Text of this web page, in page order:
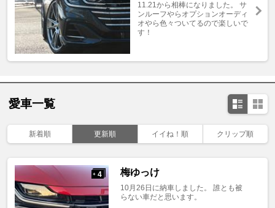
11.21から相棒になりました。 サ
ンルーフやらオプションオーディ
オやら色々ついてるので楽しいで
す！
愛車一覧
新着順 更新順 イイね！順 クリップ順
+ 4 梅ゆっけ
10月26日に納車しました。 誰とも被
らない車だと思います。